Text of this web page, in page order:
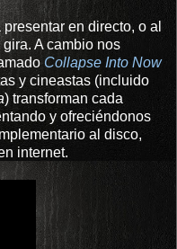
en directo, o al
A cambio nos
Collapse Into Now
y cineastas (incluido
) transforman cada
y ofreciéndonos
al disco,
internet.